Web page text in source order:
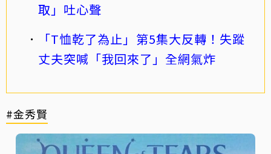
取」吐心聲
「T恤乾了為止」第5集大反轉！失蹤
丈夫突喊「我回來了」全網氣炸
#金秀賢